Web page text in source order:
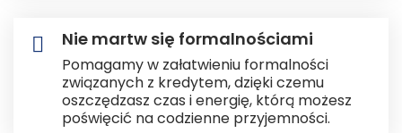
Nie martw się formalnościami
Pomagamy w załatwieniu formalności
związanych z kredytem, dzięki czemu
oszczędzasz czas i energię, którą możesz
poświęcić na codzienne przyjemności.